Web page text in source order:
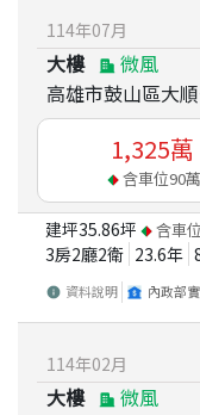
114年07月
大樓
微風
高雄市鼓山區大
1,325萬
含車位90萬
建坪35.86坪 含車位
3房2廳2衛 23.6年
資料說明 內政部
114年02月
大樓
微風